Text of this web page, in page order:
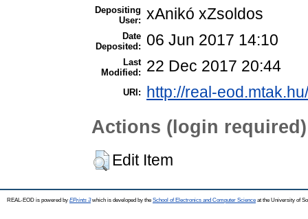
Depositing
User: xAnikó xZsoldos
Date
Deposited:
06 Jun 2017 14:10
Last
Modified:
22 Dec 2017 20:44
URI: http://real-
Actions (login required)
Edit Item
REAL-EOD is powered by EPrints 3which is developed by the School of Electronics and Computer Science at the University of